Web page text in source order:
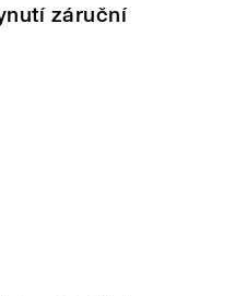
záruční